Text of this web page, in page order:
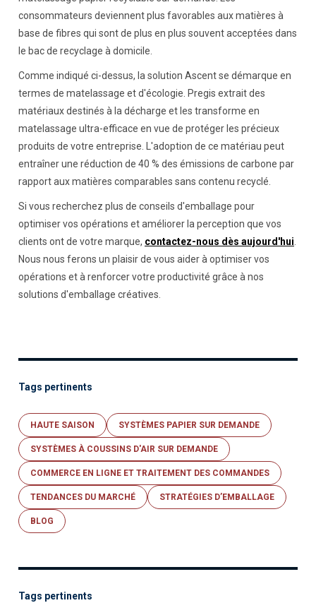
consommateurs deviennent plus favorables aux matières à
base de fibres qui sont de plus en plus souvent acceptées dans
le bac de recyclage à domicile.
Comme indiqué ci-dessus, la solution Ascent se démarque en
termes de matelassage et d'écologie. Pregis extrait des
matériaux destinés à la décharge et les transforme en
matelassage ultra-efficace en vue de protéger les précieux
produits de votre entreprise. L'adoption de ce matériau peut
entraîner une réduction de 40 % des émissions de carbone par
rapport aux matières comparables sans contenu recyclé.
Si vous recherchez plus de conseils d'emballage pour
optimiser vos opérations et améliorer la perception que vos
clients ont de votre marque, contactez-nous dès aujourd'hui.
Nous nous ferons un plaisir de vous aider à optimiser vos
opérations et à renforcer votre productivité grâce à nos
solutions d'emballage créatives.
Tags pertinents
HAUTE SAISON SYSTÈMES PAPIER SUR DEMANDE
SYSTÈMES À COUSSINS D'AIR SUR DEMANDE
COMMERCE EN LIGNE ET TRAITEMENT DES COMMANDES
TENDANCES DU MARCHÉ STRATÉGIES D’EMBALLAGE
BLOG
Tags pertinents